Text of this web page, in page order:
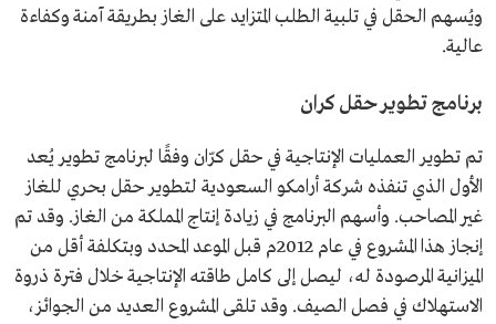
ويُسهم الحقل في تلبية الطلب المتزايد على الغاز بطريقة آمنة وكفاءة
عالية.
برنامج تطوير حقل كران
تم تطوير العمليات الإنتاجية في حقل كرّان وفقًا لبرنامج تطوير يُعد
الأول الذي تنفذه شركة أرامكو السعودية لتطوير حقل بحري للغاز
غير المصاحب. وأسهم البرنامج في زيادة إنتاج المملكة من الغاز. وقد تم
إنجاز هذا المشروع في عام 2012م قبل الموعد المحدد وبتكلفة أقل من
الميزانية المرصودة له، ليصل إلى كامل طاقته الإنتاجية خلال فترة ذروة
الاستهلاك في فصل الصيف. وقد تلقى المشروع العديد من الجوائز،